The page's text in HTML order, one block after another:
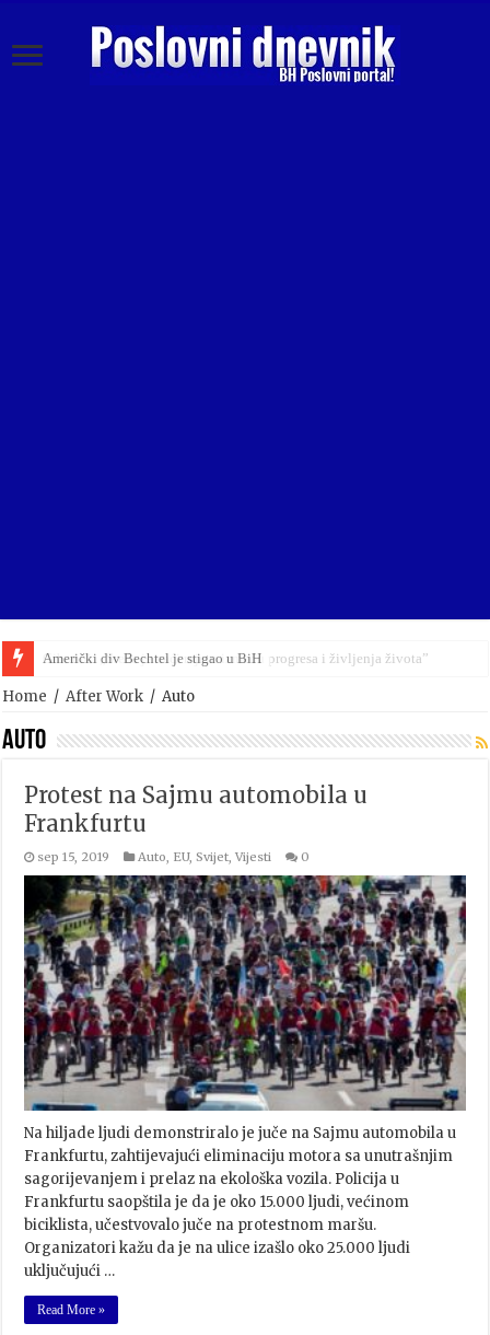
Gibonni: „Sreća je naći mjeru između progresa i življenja života”
Home / After Work / Auto
Auto
Protest na Sajmu automobila u
Frankfurtu
sep 15, 2019 Auto, EU,Svijet,Vijesti 0
Na hiljade ljudi demonstriralo je juče na Sajmu automobila u
Frankfurtu, zahtijevajući eliminaciju motora sa unutrašnjim
sagorijevanjem i prelaz na ekološka vozila. Policija u
Frankfurtu saopštila je da je oko 15.000 ljudi, većinom
biciklista, učestvovalo juče na protestnom maršu.
Organizatori kažu da je na ulice izašlo oko 25.000 ljudi
uključujući …
Read More »